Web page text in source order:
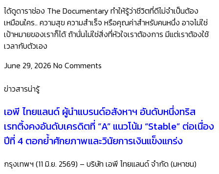
ได้ดูดาราช่อง The Documentary ทำให้รู้ว่าชีวิตที่ดีไม่จำเป็นต้อง
เหมือนใคร.. ความสุข ความสำเร็จ หรือคุณค่าสำหรับคนหนึ่ง อาจไม่ใช่
เป้าหมายของเราก็ได้ ถ้านั่นไม่ใช่สิ่งที่หัวใจเราต้องการ มีแต่เราต้องใช้
เวลากับตัวเอง
June 29, 2026 No Comments
ข่าวสารน่ารู้
เอพี ไทยแลนด์ ผู้นำแบรนด์อสังหาฯ อันดับหนึ่งทริส
เรทติ้งคงอันดับเครดิตที่ “A” แนวโน้ม “Stable” ต่อเนื่อง
ปีที่ 4 ตอกย้ำศักยภาพและวินัยการเงินแข็งแกร่ง
กรุงเทพฯ (11 มิ.ย. 2569) – บริษัท เอพี ไทยแลนด์ จำกัด (มหาชน)